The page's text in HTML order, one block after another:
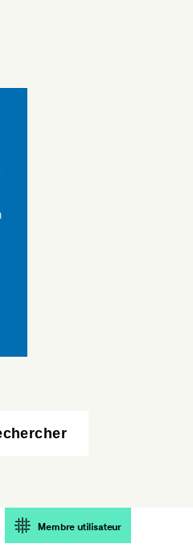
Membre utilisateur